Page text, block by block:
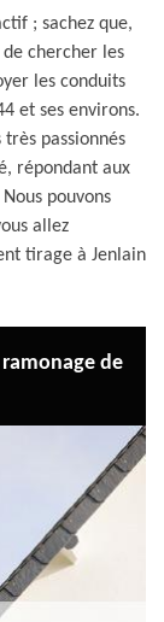
; sachez que,
chercher les
les conduits
et ses environs.
passionnés
répondant aux
pouvons
allez
tirage à Jenlain
de